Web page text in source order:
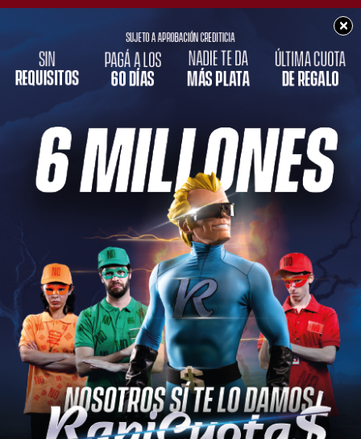
×
POLICIALES
Un perro protagonista
de un nuevo accidente
en la ciudad